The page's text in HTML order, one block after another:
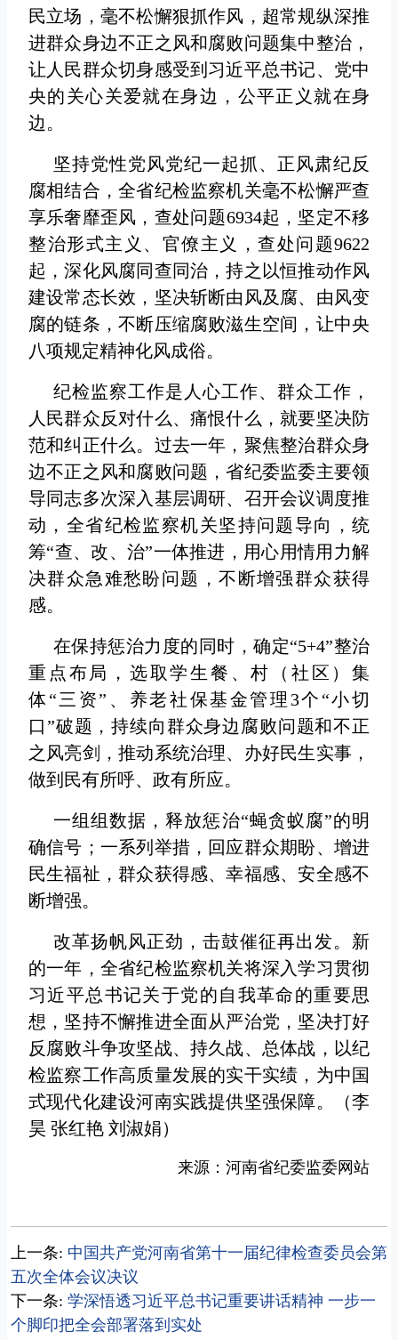
民立场，毫不松懈狠抓作风，超常规纵深推
进群众身边不正之风和腐败问题集中整治，
让人民群众切身感受到习近平总书记、党中
央的关心关爱就在身边，公平正义就在身
边。
坚持党性党风党纪一起抓、正风肃纪反
腐相结合，全省纪检监察机关毫不松懈严查
享乐奢靡歪风，查处问题6934起，坚定不移
整治形式主义、官僚主义，查处问题9622
起，深化风腐同查同治，持之以恒推动作风
建设常态长效，坚决斩断由风及腐、由风变
腐的链条，不断压缩腐败滋生空间，让中央
八项规定精神化风成俗。
纪检监察工作是人心工作、群众工作，
人民群众反对什么、痛恨什么，就要坚决防
范和纠正什么。过去一年，聚焦整治群众身
边不正之风和腐败问题，省纪委监委主要领
导同志多次深入基层调研、召开会议调度推
动，全省纪检监察机关坚持问题导向，统
筹“查、改、治”一体推进，用心用情用力解
决群众急难愁盼问题，不断增强群众获得
感。
在保持惩治力度的同时，确定“5+4”整治
重点布局，选取学生餐、村（社区）集
体“三资”、养老社保基金管理3个“小切
口”破题，持续向群众身边腐败问题和不正
之风亮剑，推动系统治理、办好民生实事，
做到民有所呼、政有所应。
一组组数据，释放惩治“蝇贪蚁腐”的明
确信号；一系列举措，回应群众期盼、增进
民生福祉，群众获得感、幸福感、安全感不
断增强。
改革扬帆风正劲，击鼓催征再出发。新
的一年，全省纪检监察机关将深入学习贯彻
习近平总书记关于党的自我革命的重要思
想，坚持不懈推进全面从严治党，坚决打好
反腐败斗争攻坚战、持久战、总体战，以纪
检监察工作高质量发展的实干实绩，为中国
式现代化建设河南实践提供坚强保障。（李
昊 张红艳 刘淑娟）
来源：河南省纪委监委网站
上一条: 中国共产党河南省第十一届纪律检查委员会第
五次全体会议决议
下一条: 学深悟透习近平总书记重要讲话精神 一步一
个脚印把全会部署落到实处